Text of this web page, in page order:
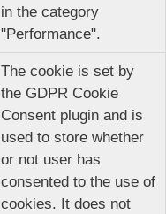
in the category
"Performance".
The cookie is set by
the GDPR Cookie
Consent plugin and is
used to store whether
or not user has
consented to the use of
cookies. It does not